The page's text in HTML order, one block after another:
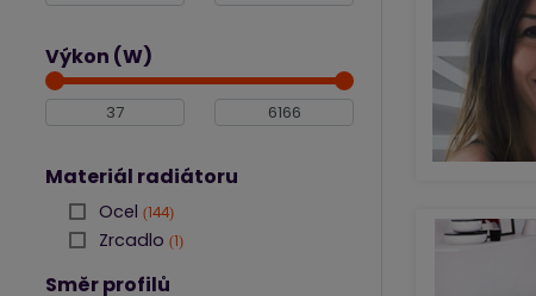
Výkon (W)
Materiál radiátoru
Ocel 144
Zrcadlo 1
Směr profilů